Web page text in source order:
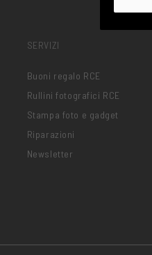
SERVIZI
Buoni regalo RCE
Rullini fotografici RCE
Stampa foto e gadget
Riparazioni
Newsletter